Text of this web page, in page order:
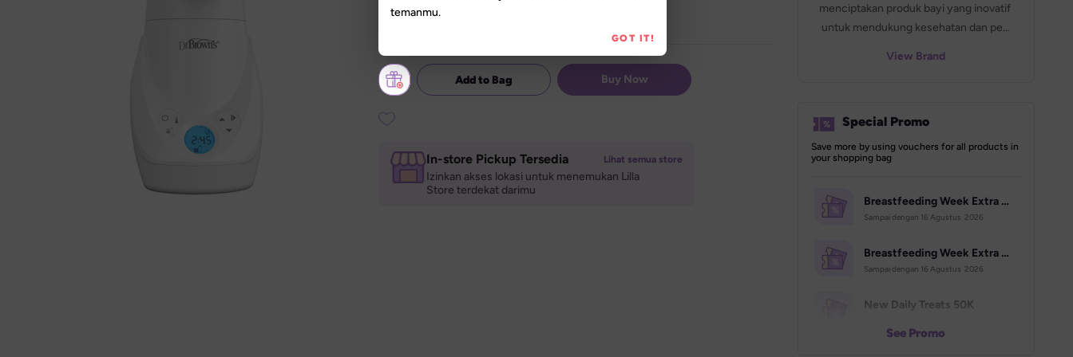
Add to Bag Buy Now
In-store Pickup Tersedia Lihat semua store
Izinkan akses lokasi untuk menemukan Lilla
Store terdekat darimu
menciptakan produk bayi yang inovatif
untuk mendukung kesehatan dan pe...
View Brand
Special Promo
Save more by using vouchers for all products in
your shopping bag
Breastfeeding Week Extra Voucher (70K)
Sampai dengan 16 Agustus  2026
Breastfeeding Week Extra Voucher (500K)
Sampai dengan 16 Agustus  2026
New Daily Treats 50K
See Promo
temanmu.
GOT IT!